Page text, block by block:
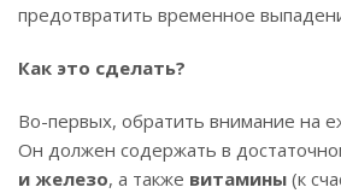
предотвратить временное
Как это сделать?
Во-первых, обратить внимание на
Он должен содержать в
и железо, а также витамины (к